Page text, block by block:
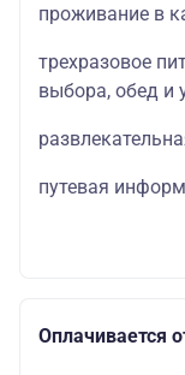
проживание в
трехразовое
выбора, обед и
путевая
Оплачивается